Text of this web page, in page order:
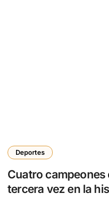
Deportes
Cuatro
tercera vez en la